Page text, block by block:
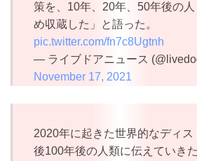
策を、10年、20年、50年後の
め収蔵した」と語った。
pic.twitter.com/fn7c8Ugtnh
— ライブドアニュース
November 17, 2021
2020年に起きた世界的なディ
後100年後の人類に伝えていき